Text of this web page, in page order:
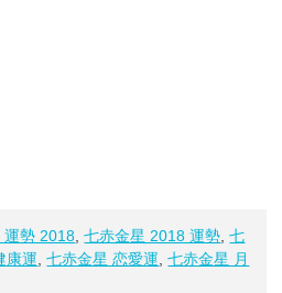
運勢 2018 ,七赤金星 2018 運勢 ,七
康運 ,七赤金星 恋愛運 ,七赤金星 月